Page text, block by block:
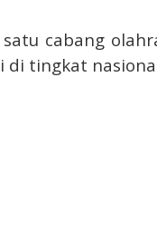
cabang
di tingkat